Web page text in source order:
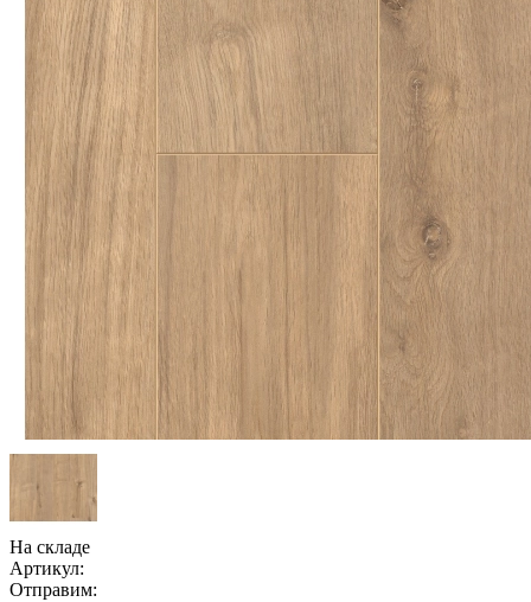
На складе
Артикул:
Отправим: